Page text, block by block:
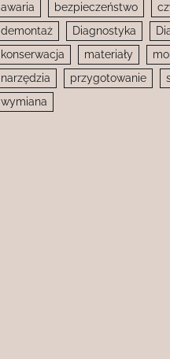
awaria bezpieczeństwo
demontaż
Diagnostyka
konserwacja
materiały
narzędzia
przygotowanie
wymiana